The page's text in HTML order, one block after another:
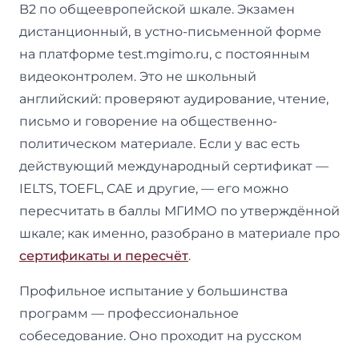
B2 по общеевропейской шкале. Экзамен
дистанционный, в устно-письменной форме
на платформе test.mgimo.ru, с постоянным
видеоконтролем. Это не школьный
английский: проверяют аудирование, чтение,
письмо и говорение на общественно-
политическом материале. Если у вас есть
действующий международный сертификат —
IELTS, TOEFL, CAE и другие, — его можно
пересчитать в баллы МГИМО по утверждённой
шкале; как именно, разобрано в материале про
сертификаты и пересчёт.
Профильное испытание у большинства
программ — профессиональное
собеседование. Оно проходит на русском